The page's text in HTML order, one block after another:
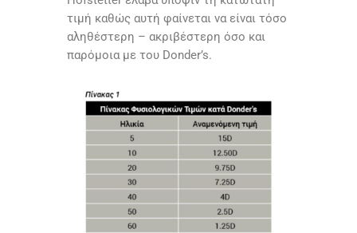
τιμή καθώς αυτή φαίνεται να είναι τόσο
αληθέστερη – ακριβέστερη όσο και
παρόμοια με του Donder’s.